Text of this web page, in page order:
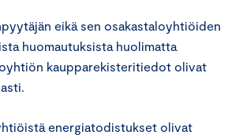
eikä sen osakastaloyhtiöiden
huomautuksista huolimatta
kaupparekisteritiedot olivat
energiatodistukset olivat